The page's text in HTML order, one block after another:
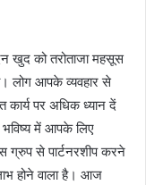
खुद को तरोताजा महसूस
लोग आपके व्यवहार से
कार्य पर अधिक ध्यान दें
भविष्य में आपके लिए
ग्रुप से पार्टनरशीप करने
होने वाला है। आज